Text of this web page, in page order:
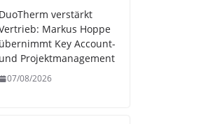
DuoTherm verstärkt
Markus Hoppe
übernimmt Key Account-
und Projektmanagement
07/08/2026